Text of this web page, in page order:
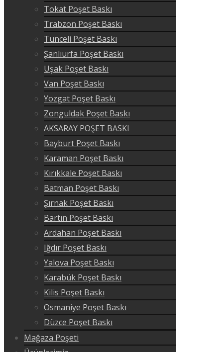
Tokat Poşet Baskı
Trabzon Poşet Baskı
Tunceli Poşet Baskı
Şanlıurfa Poşet Baskı
Uşak Poşet Baskı
Van Poşet Baskı
Yozgat Poşet Baskı
Zonguldak Poşet Baskı
AKSARAY POŞET BASKI
Bayburt Poşet Baskı
Karaman Poşet Baskı
Kırıkkale Poşet Baskı
Batman Poşet Baskı
Şırnak Poşet Baskı
Bartın Poşet Baskı
Ardahan Poşet Baskı
Iğdır Poşet Baskı
Yalova Poşet Baskı
Karabük Poşet Baskı
Kilis Poşet Baskı
Osmaniye Poşet Baskı
Düzce Poşet Baskı
Mağaza Poşeti